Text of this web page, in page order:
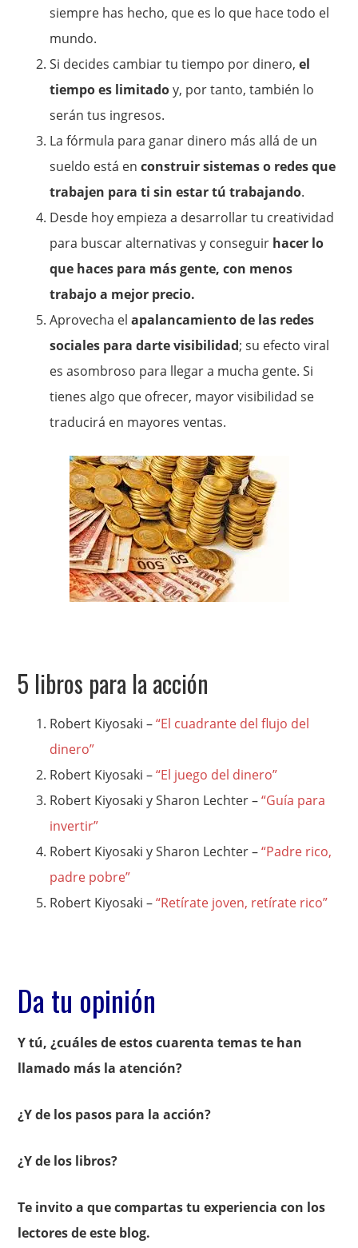
siempre has hecho, que es lo que hace todo el
mundo.
Si decides cambiar tu tiempo por dinero,el
tiempo es limitadoy, por tanto, también lo
serán tus ingresos.
La fórmula para ganar dinero más allá de un
sueldo está enconstruir sistemas o redes que
trabajen para ti sin estar tú trabajando.
Desde hoy empieza a desarrollar tu creatividad
para buscar alternativas y conseguir hacer lo
que haces para más gente, con menos
trabajo a mejor precio.
Aprovecha el apalancamiento de las redes
sociales para darte visibilidad; su efecto viral
es asombroso para llegar a mucha gente. Si
tienes algo que ofrecer, mayor visibilidad se
traducirá en mayores ventas.
5 libros para la acción
Robert Kiyosaki –“El cuadrante del flujo del
dinero”
Robert Kiyosaki –“El juego del dinero”
Robert Kiyosaki y Sharon Lechter –“Guía para
invertir”
Robert Kiyosaki y Sharon Lechter –“Padre rico,
padre pobre”
Robert Kiyosaki –“Retírate joven, retírate rico”
Da tu opinión
Y tú, ¿cuáles de estos cuarenta temas te han
llamado más la atención?
¿Y de los pasos para la acción?
¿Y de los libros?
Te invito a que compartas tu experiencia con los
lectores de este blog.